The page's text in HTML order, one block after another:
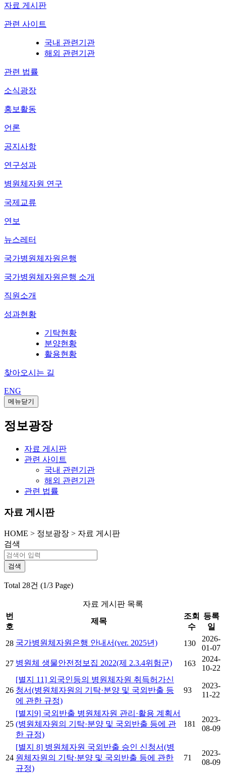
자료 게시판
관련 사이트
국내 관련기관
해외 관련기관
관련 법률
소식광장
홍보활동
언론
공지사항
연구성과
병원체자원 연구
국제교류
연보
뉴스레터
국가병원체자원은행
국가병원체자원은행 소개
직원소개
성과현황
기탁현황
분양현황
활용현황
찾아오시는 길
ENG
메뉴닫기
정보광장
자료 게시판
관련 사이트
국내 관련기관
해외 관련기관
관련 법률
자료 게시판
HOME > 정보광장 > 자료 게시판
검색
Total 28건 (1/3 Page)
자료 게시판 목록
번
호
제목
조회
수
등록
일
28 국가병원체자원은행 안내서(ver. 2025년) 130
2026-
01-07
27 병원체 생물안전정보집 2022(제 2.3.4위험군) 163
2024-
10-22
26
[별지 11] 외국인등의 병원체자원 취득허가신
청서(병원체자원의 기탁·분양 및 국외반출 등
에 관한 규정)
93
2023-
11-22
25
[별지9] 국외반출 병원체자원 관리·활용 계획서
(병원체자원의 기탁·분양 및 국외반출 등에 관
한 규정)
181
2023-
08-09
24
[별지 8] 병원체자원 국외반출 승인 신청서(병
원체자원의 기탁·분양 및 국외반출 등에 관한
규정)
71
2023-
08-09